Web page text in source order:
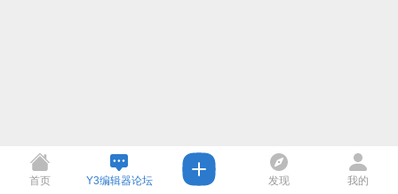
首页 Y3编辑器论坛 发现 我的